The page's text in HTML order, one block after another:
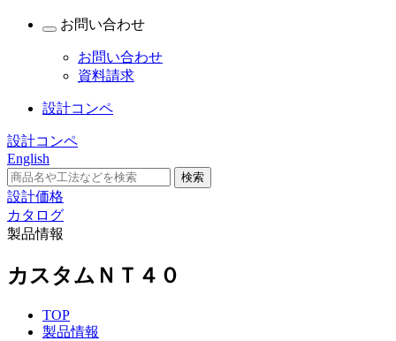
お問い合わせ
お問い合わせ
資料請求
設計コンペ
設計コンペ
English
設計価格
カタログ
製品情報
カスタムＮＴ４０
TOP
製品情報